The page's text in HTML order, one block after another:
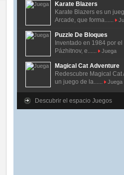
Karate Blazers
Karate Blazers es un
Arcade, que forma......
Puzzle De Bloques
Inventado en 1984 por
Pázhitnov, e......
Juega
Magical Cat Adventure
Redescubre Magical Cat
un juego de la......
Juega
Descubrir el espacio Juegos